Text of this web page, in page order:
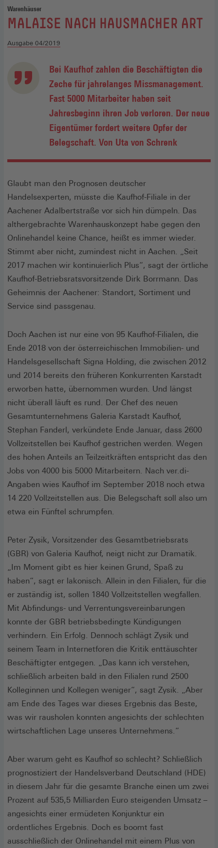
Warenhäuser
:
MALAISE NACH HAUSMACHER ART
Ausgabe 04/2019
Bei Kaufhof zahlen die Beschäftigten die
Zeche für jahrelanges Missmanagement.
Fast 5000 Mitarbeiter haben seit
Jahresbeginn ihren Job verloren. Der neue
Eigentümer fordert weitere Opfer der
Belegschaft. Von Uta von Schrenk
Glaubt man den Prognosen deutscher
Handelsexperten, müsste die Kaufhof-Filiale in der
Aachener Adalbertstraße vor sich hin dümpeln. Das
althergebrachte Warenhauskonzept habe gegen den
Onlinehandel keine Chance, heißt es immer wieder.
Stimmt aber nicht, zumindest nicht in Aachen. „Seit
2017 machen wir kontinuierlich Plus“, sagt der örtliche
Kaufhof-Betriebsratsvorsitzende Dirk Borrmann. Das
Geheimnis der Aachener: Standort, Sortiment und
Service sind passgenau.
Doch Aachen ist nur eine von 95 Kaufhof-Filialen, die
Ende 2018 von der österreichischen Immobilien- und
Handelsgesellschaft Signa Holding, die zwischen 2012
und 2014 bereits den früheren Konkurrenten Karstadt
erworben hatte, übernommen wurden. Und längst
nicht überall läuft es rund. Der Chef des neuen
Gesamtunternehmens Galeria Karstadt Kaufhof,
Stephan Fanderl, verkündete Ende Januar, dass 2600
Vollzeitstellen bei Kaufhof gestrichen werden. Wegen
des hohen Anteils an Teilzeitkräften entspricht das den
Jobs von 4000 bis 5000 Mitarbeitern. Nach ver.di-
Angaben wies Kaufhof im September 2018 noch etwa
14 220 Vollzeitstellen aus. Die Belegschaft soll also um
etwa ein Fünftel schrumpfen.
Peter Zysik, Vorsitzender des Gesamtbetriebsrats
(GBR) von Galeria Kaufhof, neigt nicht zur Dramatik.
„Im Moment gibt es hier keinen Grund, Spaß zu
haben“, sagt er lakonisch. Allein in den Filialen, für die
er zuständig ist, sollen 1840 Vollzeitstellen wegfallen.
Mit Abfindungs- und Verrentungsvereinbarungen
konnte der GBR betriebsbedingte Kündigungen
verhindern. Ein Erfolg. Dennoch schlägt Zysik und
seinem Team in Internetforen die Kritik enttäuschter
Beschäftigter entgegen. „Das kann ich verstehen,
schließlich arbeiten bald in den Filialen rund 2500
Kolleginnen und Kollegen weniger“, sagt Zysik. „Aber
am Ende des Tages war dieses Ergebnis das Beste,
was wir rausholen konnten angesichts der schlechten
wirtschaftlichen Lage unseres Unternehmens.“
Aber warum geht es Kaufhof so schlecht? Schließlich
prognostiziert der Handelsverband Deutschland (HDE)
in diesem Jahr für die gesamte Branche einen um zwei
Prozent auf 535,5 Milliarden Euro steigenden Umsatz –
angesichts einer ermüdeten Konjunktur ein
ordentliches Ergebnis. Doch es boomt fast
ausschließlich der Onlinehandel mit einem Plus von